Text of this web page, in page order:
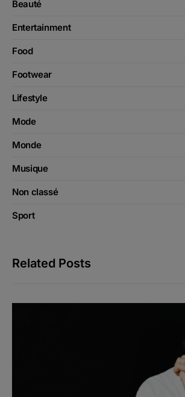
Beauté
Entertainment
Food
Footwear
Lifestyle
Mode
Monde
Musique
Non classé
Sport
Related Posts